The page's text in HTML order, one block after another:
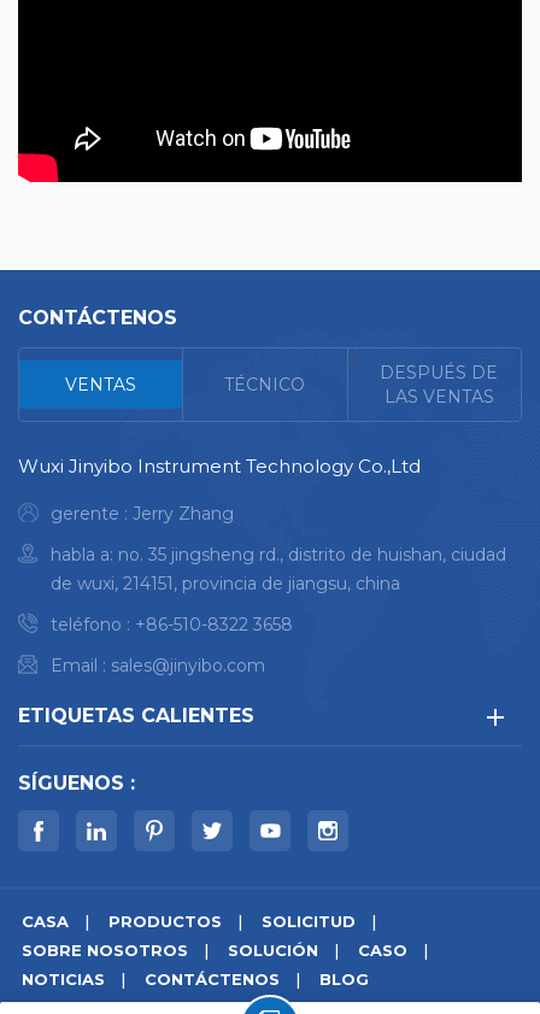
CONTÁCTENOS
VENTAS TÉCNICO
<
DESPUÉS DE
LAS VENTAS
Wuxi Jinyibo Instrument Technology Co.,Ltd
gerente : Jerry Zhang
habla a: no. 35 jingsheng rd., distrito de huishan, ciudad
de wuxi, 214151, provincia de jiangsu, china
teléfono : +86-510-8322 3658
Email : sales@jinyibo.com
ETIQUETAS CALIENTES
SÍGUENOS :
CASA PRODUCTOS
SOLICITUD
SOBRE NOSOTROS
SOLUCIÓN
CASO
NOTICIAS
CONTÁCTENOS
BLOG